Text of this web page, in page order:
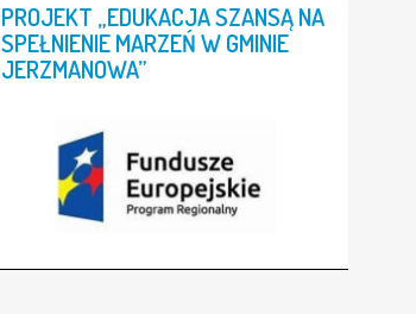
PROJEKT „EDUKACJASZANSĄ NA
SPEŁNIENIE MARZEŃW GMINIE
JERZMANOWA”